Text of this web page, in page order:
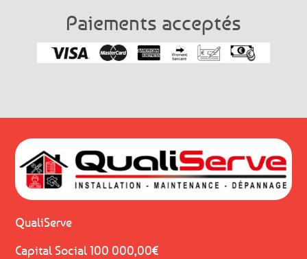
Paiements acceptés
QualiServe
Capital Social 100 000,00€